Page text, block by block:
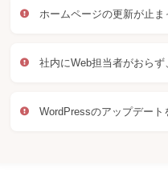
ホームページの更新が止
社内にWeb担当者がおら
WordPressのアップデート